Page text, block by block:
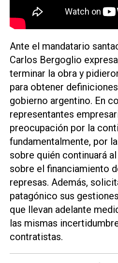
Ante el mandatario
Carlos Bergoglio
terminar la obra y
para obtener
gobierno argentino. En
representantes
preocupación por la
fundamentalmente, por
sobre quién continuará
sobre el financiamiento
represas. Además,
patagónico sus
que llevan adelante
las mismas
contratistas.